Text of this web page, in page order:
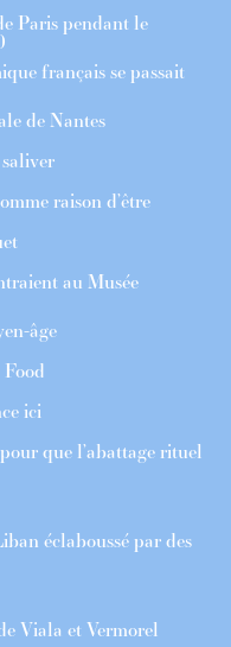
Paris pendant le
français se passait
de Nantes
raison d’être
au Musée
âge
ici
que l’abattage rituel
éclaboussé par des
Viala et Vermorel